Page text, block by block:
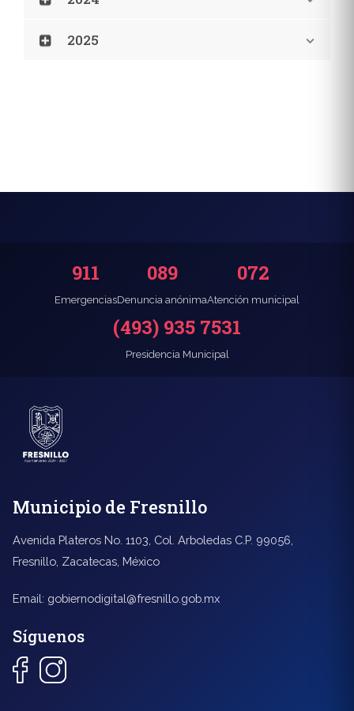
2025
911
Emergencias
089
Denuncia anónima
072
Atención municipal
(493) 935 7531
Presidencia Municipal
Municipio de Fresnillo
Avenida Plateros No. 1103, Col. Arboledas C.P. 99056,
Fresnillo, Zacatecas, México
Email: gobiernodigital@fresnillo.gob.mx
Síguenos